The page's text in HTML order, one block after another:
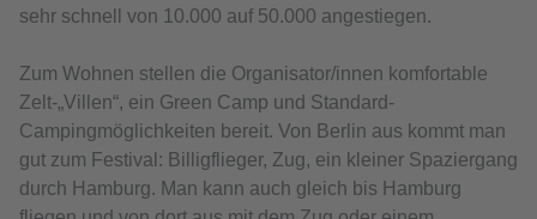
sehr schnell von 10.000 auf 50.000 angestiegen.
Zum Wohnen stellen die Organisator/innen komfortable
Zelt-„Villen“, ein Green Camp und Standard-
Campingmöglichkeiten bereit. Von Berlin aus kommt man
gut zum Festival: Billigflieger, Zug, ein kleiner Spaziergang
durch Hamburg. Man kann auch gleich bis Hamburg